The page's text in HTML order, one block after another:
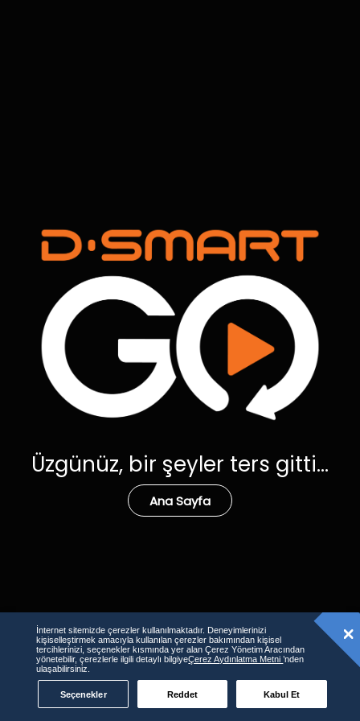
Üzgünüz, bir şeyler ters gitti...
Ana Sayfa
İnternet sitemizde çerezler kullanılmaktadır. Deneyimlerinizi
kişiselleştirmek amacıyla kullanılan çerezler bakımından kişisel
tercihlerinizi, seçenekler kısmında yer alan Çerez Yönetim Aracından
yönetebilir, çerezlerle ilgili detaylı bilgiyeÇerez Aydınlatma Metni’nden
ulaşabilirsiniz.
Seçenekler Reddet Kabul Et